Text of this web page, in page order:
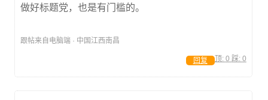
做好标题党，也是有门槛的。
跟帖来自电脑端 · 中国江西南昌
顶: 0 踩: 0
回复